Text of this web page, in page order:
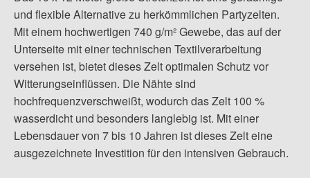
und flexible Alternative zu herkömmlichen Partyzelten.
Mit einem hochwertigen 740 g/m² Gewebe, das auf der
Unterseite mit einer technischen Textilverarbeitung
versehen ist, bietet dieses Zelt optimalen Schutz vor
Witterungseinflüssen. Die Nähte sind
hochfrequenzverschweißt, wodurch das Zelt 100 %
wasserdicht und besonders langlebig ist. Mit einer
Lebensdauer von 7 bis 10 Jahren ist dieses Zelt eine
ausgezeichnete Investition für den intensiven Gebrauch.